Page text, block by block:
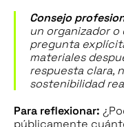
Consejo
un organizador
pregunta
materiales
respuesta clara,
sostenibilidad
Para reflexionar:
públicamente